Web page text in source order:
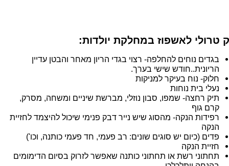
טרולי לאשפוז במחלקת יולדות:
בגדים נוחים להחלפה- רצוי בגדי הריון מאחר והבטן עדיין
הריונית..חודש שישי בערך.
חלוק- נוח בעיקר למניקות
נעלי בית נוחות
תיק רחצה- שמפו, סבון נוזלי, מברשת שיניים ומשחה, מסרק,
קרם גוף
רפידות הנקה- מהסוג שיש נייר דבק פנימי שיכול להיצמד לחזיית
הנקה
פדים (כיום יש סוגים שונים: רב פעמי, חד פעמי כותנה, וכו')
חזיית הנקה
תחתוני רשת או תחתוני כותנה שאפשר לזרוק בסיום הדימומים